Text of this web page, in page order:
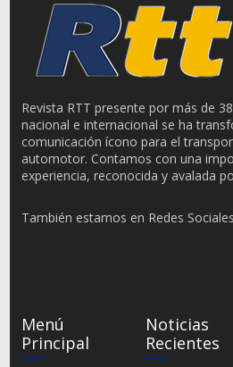
Revista RTT presente por más de
nacional e internacional se ha
comunicación ícono para el
automotor. Contamos con una
experiencia, reconocida y avalada
También estamos en Redes Sociales
Menú
Principal
Noticias
Recientes